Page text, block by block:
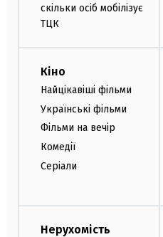
скільки осіб мобілізує
ТЦК
Кіно
Найцікавіші фільми
Українські фільми
Фільми на вечір
Комедії
Серіали
Нерухомість